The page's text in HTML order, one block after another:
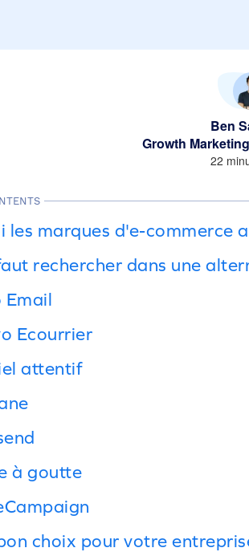
Ben
Growth
22
les marques d'e-commerce
rechercher dans une
Email
Ecourrier
attentif
à goutte
choix pour votre